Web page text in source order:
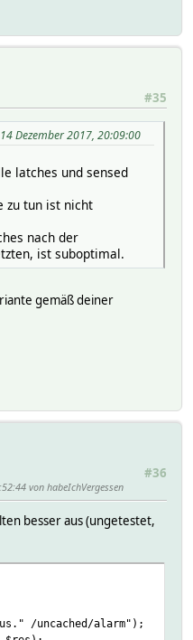
#35
Dezember 2017, 20:09:00
latches und sensed
zu tun ist nicht
nach der
ist suboptimal.
gemäß deiner
#36
von habeIchVergessen
besser aus (ungetestet,
/uncached/alarm");